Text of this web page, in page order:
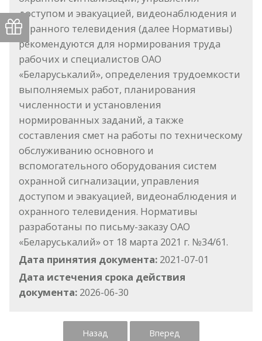
доступом и эвакуацией, видеонаблюдения и
охранного телевидения (далее Нормативы)
рекомендуются для нормирования труда
рабочих и специалистов ОАО
«Беларуськалий», определения трудоемкости
выполняемых работ, планирования
численности и установления
нормированных заданий, а также
составления смет на работы по техническому
обслуживанию основного и
вспомогательного оборудования систем
охранной сигнализации, управления
доступом и эвакуацией, видеонаблюдения и
охранного телевидения. Нормативы
разработаны по письму-заказу ОАО
«Беларуськалий» от 18 марта 2021 г. №34/61.
Дата принятия документа: 2021-07-01
Дата истечения срока действия
документа: 2026-06-30
Назад Вперед